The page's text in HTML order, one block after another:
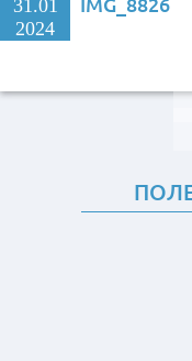
31.01
2024
IMG_8826